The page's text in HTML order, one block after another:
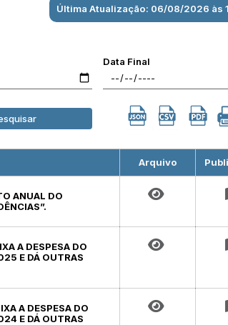
Última Atualização: 06/08/2026 às
Data Final
Arquivo
ANUAL DO
A DESPESA DO
E DÁ OUTRAS
A DESPESA DO
E DÁ OUTRAS